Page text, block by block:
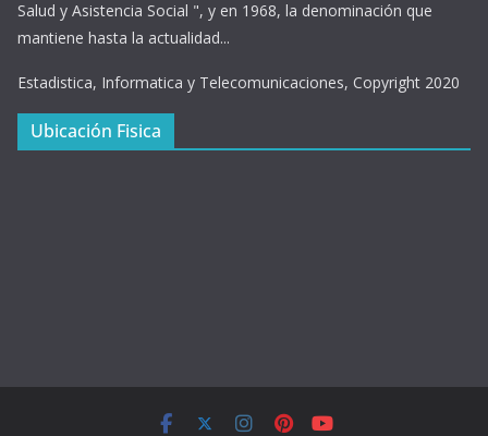
Salud y Asistencia Social ", y en 1968, la denominación que
mantiene hasta la actualidad...
Estadistica, Informatica y Telecomunicaciones, Copyright 2020
Ubicación Fisica